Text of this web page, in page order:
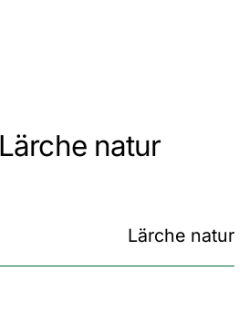
natur
Lärche natur